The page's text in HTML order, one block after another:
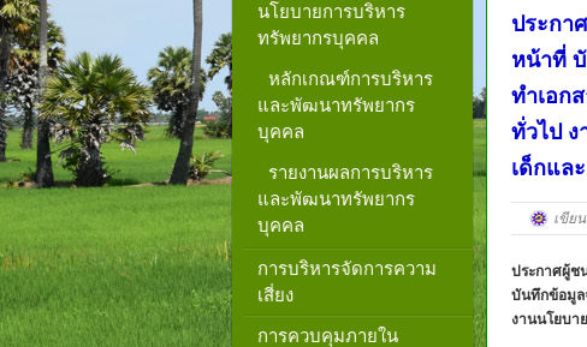
นโยบายการบริหาร
ทรัพยากรบุคคล
หลักเกณฑ์การบริหาร
และพัฒนาทรัพยากร
บุคคล
รายงานผลการบริหาร
และพัฒนาทรัพยากร
บุคคล
การบริหารจัดการความ
เสี่ยง
การควบคุมภายใน
ประกา
หน้าที่
ทำเอก
ทั่วไป
เด็กแล
เขีย
ประกาศผู้ช
บันทึกข้อมูล
งานนโยบา